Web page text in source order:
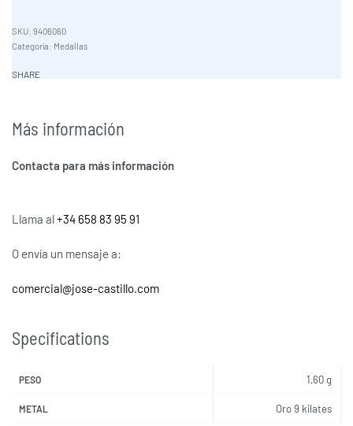
9406060
Categoría: Medallas
SHARE
Más información
Contacta para más información
Llama al+34 658 83 95 91
O envía un mensaje a:
comercial@jose-castillo.com
Specifications
PESO 1,60 g
METAL Oro 9 kilates